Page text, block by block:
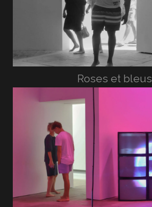
Roses et bleus